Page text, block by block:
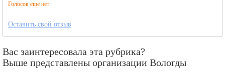
Голосов еще нет
Оставить свой отзыв
Вас заинтересовала эта рубрика?
Выше представлены организации Вологды